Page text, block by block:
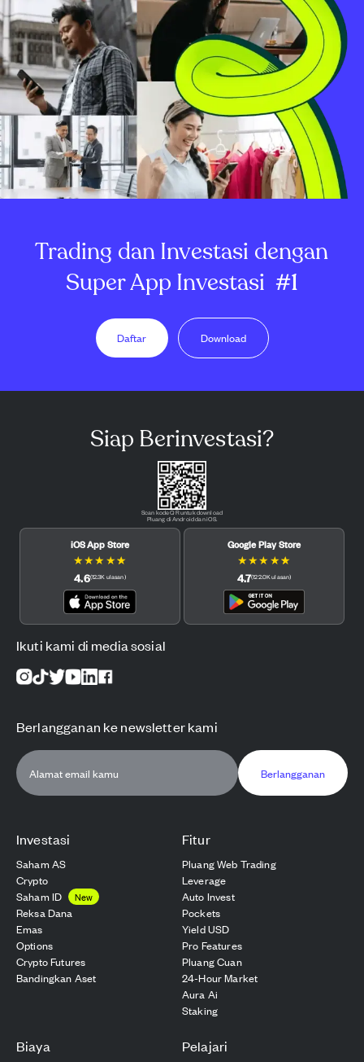
Trading dan Investasi dengan
Super App Investasi #1
Daftar Download
Investasi
Saham AS
Crypto
Saham ID
New
Reksa Dana
Emas
Options
Crypto Futures
Bandingkan Aset
Fitur
Pluang Web Trading
Leverage
Auto Invest
Pockets
Yield USD
Pro Features
Pluang Cuan
24-Hour Market
Aura Ai
Staking
Biaya Pelajari
Siap Berinvestasi?
Scan kode QR untuk download
Pluang di Android dan iOS.
iOS App Store
★★★ ★★
4.6(12.3K ulasan)
Google Play Store
★★★ ★★
4.7(122.0Kulasan)
Ikuti kami di media sosial
Berlangganan ke newsletter kami
Berlangganan